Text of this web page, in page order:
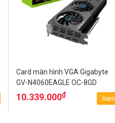
Card màn hình VGA Gigabyte
GV-N4060EAGLE OC-8GD
10.339.000₫
Xem